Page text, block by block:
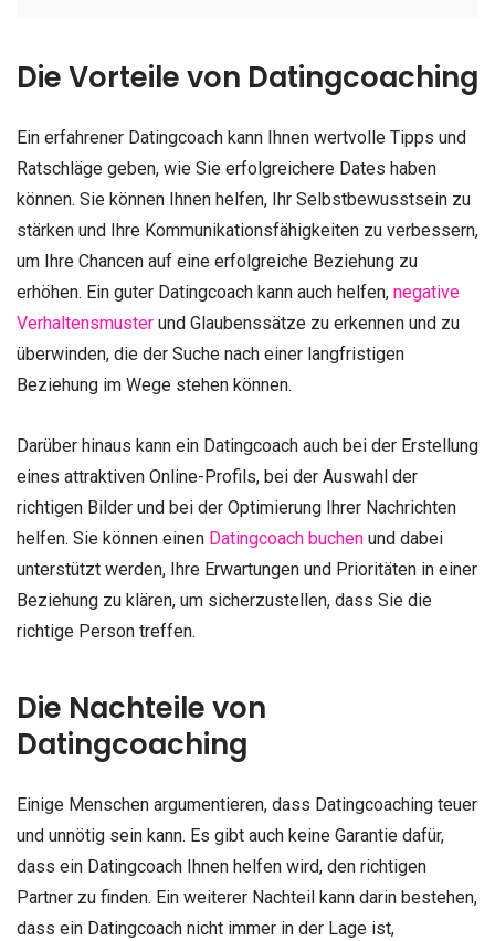
Die Vorteile von Datingcoaching
Ein erfahrener Datingcoach kann Ihnen wertvolle Tipps und
Ratschläge geben, wie Sie erfolgreichere Dates haben
können. Sie können Ihnen helfen, Ihr Selbstbewusstsein zu
stärken und Ihre Kommunikationsfähigkeiten zu verbessern,
um Ihre Chancen auf eine erfolgreiche Beziehung zu
erhöhen. Ein guter Datingcoach kann auch helfen, negative
Verhaltensmuster und Glaubenssätze zu erkennen und zu
überwinden, die der Suche nach einer langfristigen
Beziehung im Wege stehen können.
Darüber hinaus kann ein Datingcoach auch bei der Erstellung
eines attraktiven Online-Profils, bei der Auswahl der
richtigen Bilder und bei der Optimierung Ihrer Nachrichten
helfen. Sie können einen Datingcoach buchen und dabei
unterstützt werden, Ihre Erwartungen und Prioritäten in einer
Beziehung zu klären, um sicherzustellen, dass Sie die
richtige Person treffen.
Die Nachteile von
Datingcoaching
Einige Menschen argumentieren, dass Datingcoaching teuer
und unnötig sein kann. Es gibt auch keine Garantie dafür,
dass ein Datingcoach Ihnen helfen wird, den richtigen
Partner zu finden. Ein weiterer Nachteil kann darin bestehen,
dass ein Datingcoach nicht immer in der Lage ist,